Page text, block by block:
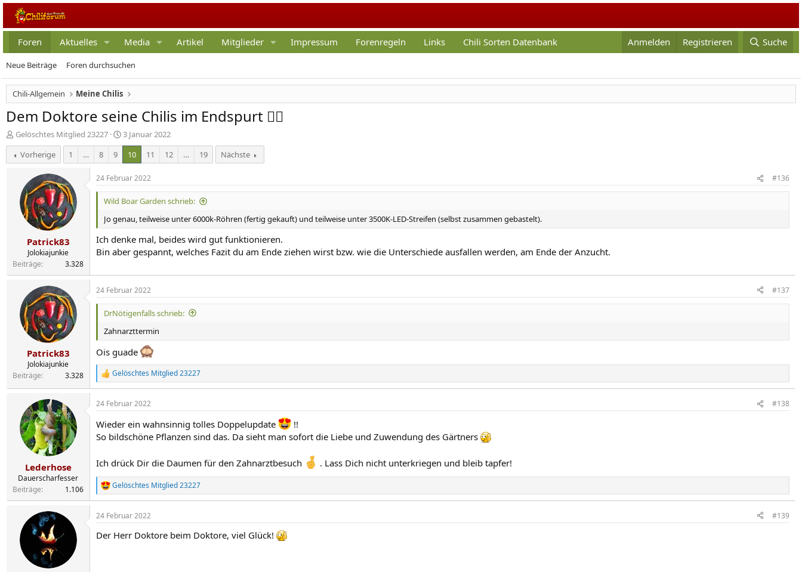
Foren Aktuelles Media Artikel Mitglieder Impressum Forenregeln Links Chili Sorten Datenbank Anmelden Registrieren Suche
Neue Beiträge Foren durchsuchen
Chili-Allgemein Meine Chilis
Dem Doktore seine Chilis im Endspurt 🏃‍♂️
E
r
s
t
Gelöschtes Mitglied 23227
E
r
t
e
l
l
a
m
3 Januar 2022
Vorherige
1 … 8 9 10 11 12 … 19 Nächste
Patrick83
Jolokiajunkie
Beiträge
3.328
24 Februar 2022 #136
Wild Boar Garden schrieb:
Jo genau, teilweise unter 6000k-Röhren (fertig gekauft) und teilweise unter 3500K-LED-Streifen (selbst zusammen gebastelt).
Ich denke mal, beides wird gut funktionieren.
Bin aber gespannt, welches Fazit du am Ende ziehen wirst bzw. wie die Unterschiede ausfallen werden, am Ende der Anzucht.
Patrick83
Jolokiajunkie
Beiträge
3.328
24 Februar 2022 #137
DrNötigenfalls schrieb:
Zahnarzttermin
Ois guade
R
e
k
i
o
n
Gelöschtes Mitglied 23227
Lederhose
Dauerscharfesser
Beiträge
1.106
24 Februar 2022 #138
Wieder ein wahnsinnig tolles Doppelupdate
!!
So bildschöne Pflanzen sind das. Da sieht man sofort die Liebe und Zuwendung des Gärtners
Ich drück Dir die Daumen für den Zahnarztbesuch . Lass Dich nicht unterkriegen und bleib tapfer!
R
e
k
i
Gelöschtes Mitglied 23227
24 Februar 2022 #139
Der Herr Doktore beim Doktore, viel Glück!